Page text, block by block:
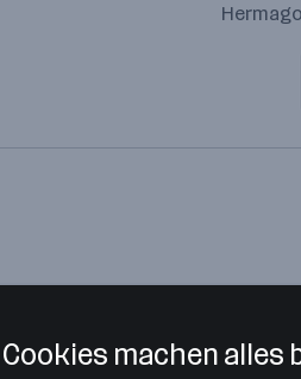
Cookies machen alles